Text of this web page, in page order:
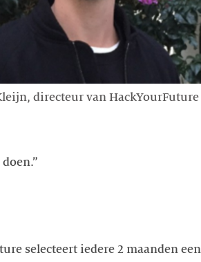
directeur van HackYourFuture
selecteert iedere 2 maanden een